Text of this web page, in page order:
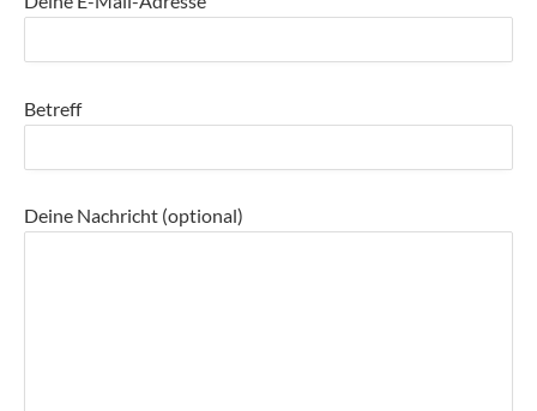
Betreff
Deine Nachricht (optional)